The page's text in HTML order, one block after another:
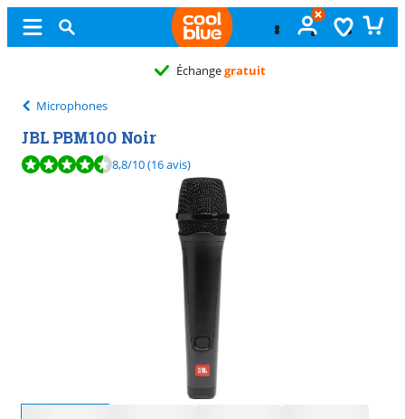
Échangegratuit
Microphones
JBL PBM100 Noir
La note est de 8,8 sur 10, basée sur 16 avis.
8,8/10(16 avis)